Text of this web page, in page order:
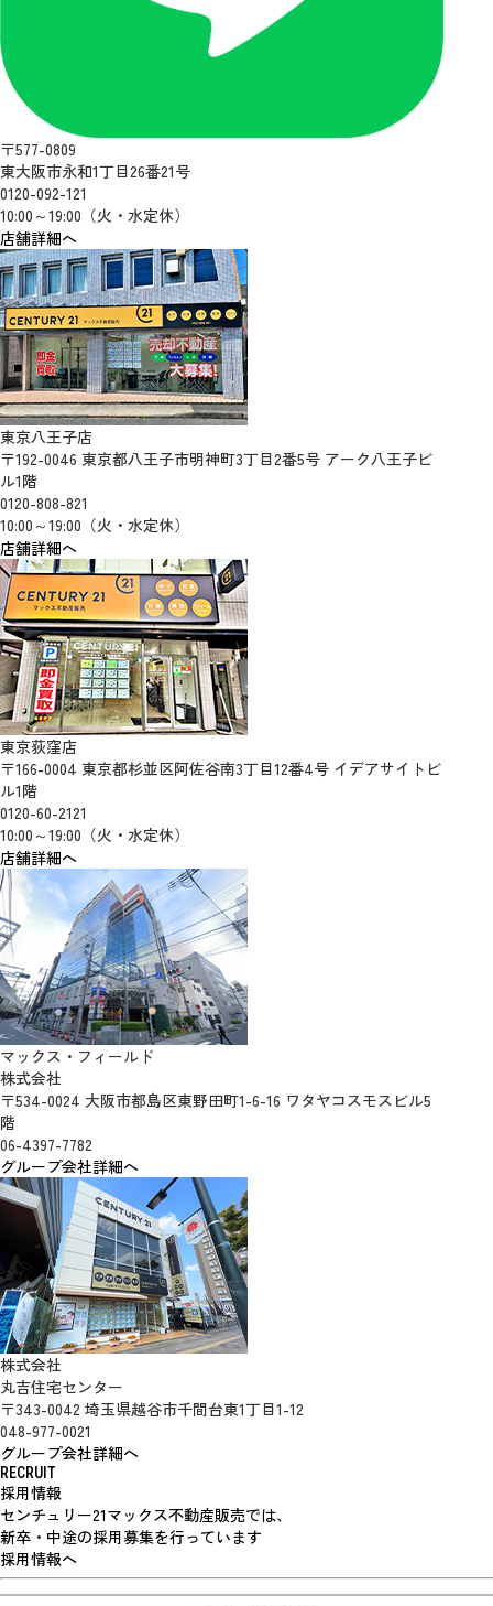
〒577-0809
東大阪市永和1丁目26番21号
0120-092-121
10:00～19:00（火・水定休）
店舗詳細へ
東京八王子店
〒192-0046 東京都八王子市明神町3丁目2番5号 アーク八王子ビ
ル1階
0120-808-821
10:00～19:00（火・水定休）
店舗詳細へ
東京荻窪店
〒166-0004 東京都杉並区阿佐谷南3丁目12番4号 イデアサイトビ
ル1階
0120-60-2121
10:00～19:00（火・水定休）
店舗詳細へ
マックス・フィールド
株式会社
〒534-0024 大阪市都島区東野田町1-6-16 ワタヤコスモスビル5
階
06-4397-7782
グループ会社詳細へ
株式会社
丸吉住宅センター
〒343-0042 埼玉県越谷市千間台東1丁目1-12
048-977-0021
グループ会社詳細へ
RECRUIT
採用情報
センチュリー21マックス不動産販売では、
新卒・中途の採用募集を行っています
採用情報へ